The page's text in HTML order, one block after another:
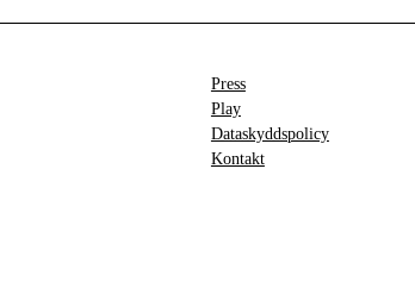
Press
Play
Dataskyddspolicy
Kontakt